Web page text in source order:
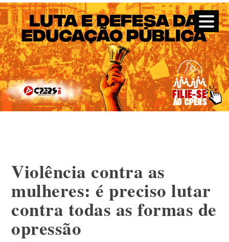
CPERS – Sindicato
CPERS – Sindicato dos Professores e Funcionários de escola
do Estado do Rio Grande do Sul
Violência contra as
mulheres: é preciso lutar
contra todas as formas de
opressão